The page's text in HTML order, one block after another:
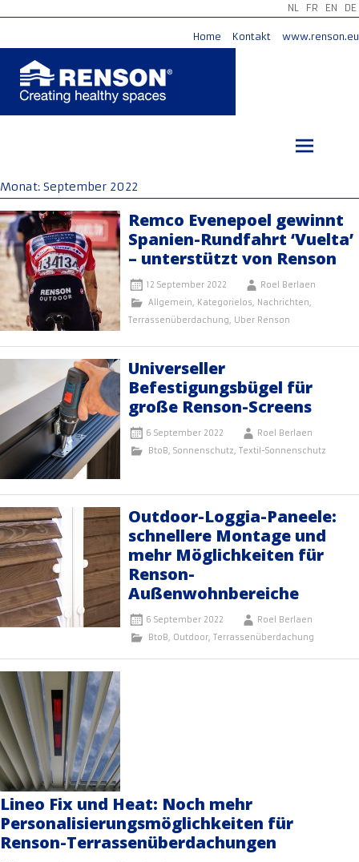
NL FR EN DE
Home Kontakt www.renson.eu
Monat: September 2022
Remco Evenepoel gewinnt
Spanien-Rundfahrt ‘Vuelta’
– unterstützt von Renson
12 September 2022
Roel Berlaen
Allgemein, Kategorielos, Nachrichten,
Terrassenüberdachung, Uber Renson
Universeller
Befestigungsbügel für
große Renson-Screens
6 September 2022
Roel Berlaen
BtoB, Sonnenschutz, Textil-Sonnenschutz
Outdoor-Loggia-Paneele:
schnellere Montage und
mehr Möglichkeiten für
Renson-
Außenwohnbereiche
6 September 2022
Roel Berlaen
BtoB, Outdoor, Terrassenüberdachung
Lineo Fix und Heat: Noch mehr
Personalisierungsmöglichkeiten für
Renson-Terrassenüberdachungen